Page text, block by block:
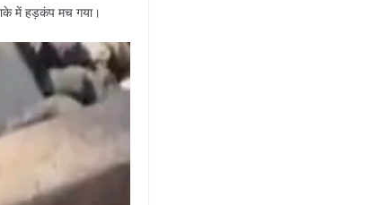
में हड़कंप मच गया।